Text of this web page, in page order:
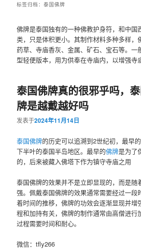
标签归档：泰国佛牌
佛牌是泰国独有的一种佛教护身符，和中国
类，只是体积更小。其制作材料多种多样，
药草、寺庙香灰、金属、矿石、宝石等。一
型轻便版本，用为供奉在寺庙内，以增强寺
泰国佛牌真的很邪乎吗，
牌是越戴越好吗
发表于2024年11月14日
泰国佛牌的历史可以追溯到2世纪初，最早
下半叶的泰国半岛地区。最早的佛牌是为了
的，后来被藏入佛塔下作为镇守寺庙之用‌
泰国佛牌的效果并不是立即显现的，而是随
强。‌佩戴泰国佛牌的效果通常需要经过一段
着时间的推移，佛牌的功效会逐渐显现并增
程和加持有关，佛牌的制作通常由高僧进行
过程需要时间和耐心。‌
微信：tfly266